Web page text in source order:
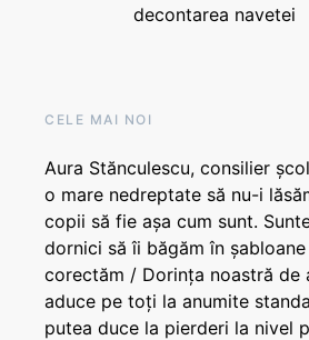
decontarea navetei
CELE MAI NOI
Aura Stănculescu, consilier
o mare nedreptate să nu-i
copii să fie așa cum sunt.
dornici să îi băgăm în
corectăm / Dorința noastră de
aduce pe toți la anumite
putea duce la pierderi la nivel